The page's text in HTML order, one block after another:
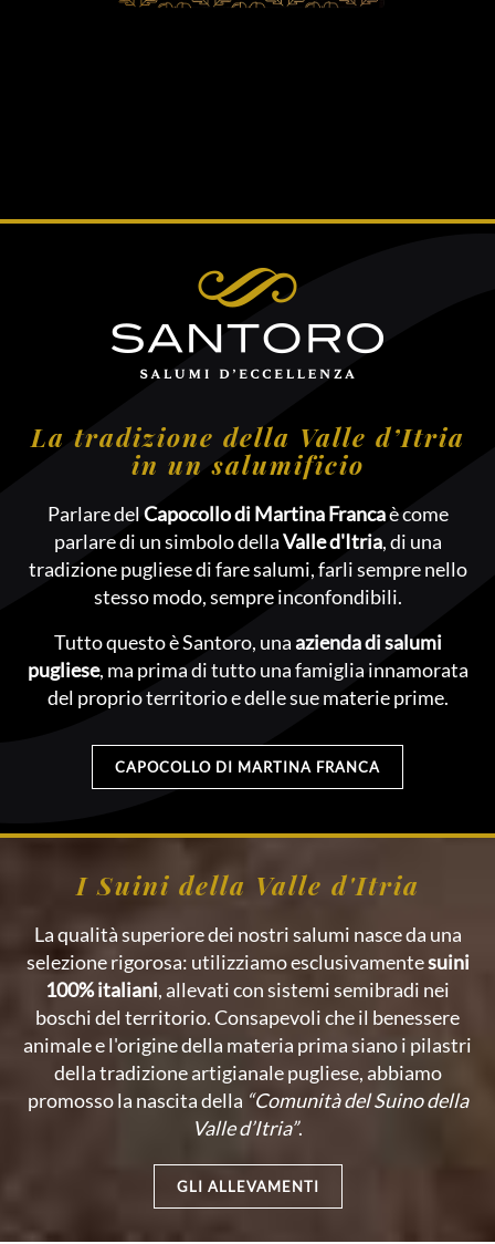
La tradizione della Valle d’Itria
in un salumificio
Parlare del Capocollo di Martina Francaè come
parlare di un simbolo dellaValle d'Itria, di una
tradizione pugliese di fare salumi, farli sempre nello
stesso modo, sempre inconfondibili.
Tutto questo è Santoro, unaazienda di salumi
pugliese, ma prima di tutto una famiglia innamorata
del proprio territorio e delle sue materie prime.
CAPOCOLLO DI MARTINA FRANCA
I Suini della Valle d'Itria
La qualità superiore dei nostri salumi nasce da una
selezione rigorosa: utilizziamo esclusivamentesuini
100% italiani, allevati con sistemi semibradi nei
boschi del territorio. Consapevoli che il benessere
animale e l'origine della materia prima siano i pilastri
della tradizione artigianale pugliese, abbiamo
promosso la nascita della “Comunità del Suino della
Valle d’Itria”.
GLI ALLEVAMENTI